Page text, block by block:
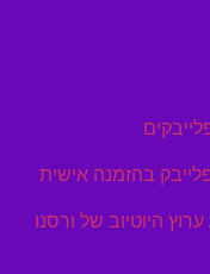
בהזמנה אישית
ערוץ היוטיוב של ורסנו